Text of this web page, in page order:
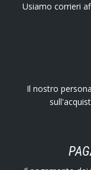
Usiamo corrieri
Il nostro